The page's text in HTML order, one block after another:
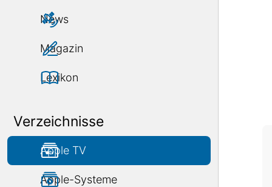
News
Magazin
Lexikon
Verzeichnisse
Apple TV
Apple-Systeme